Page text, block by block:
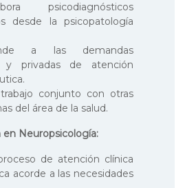
psicodiagnósticos
desde la psicopatología
a las demandas
y privadas de atención
conjunto con otras
del área de la salud.
en Neuropsicología:
de atención clínica
acorde a las necesidades